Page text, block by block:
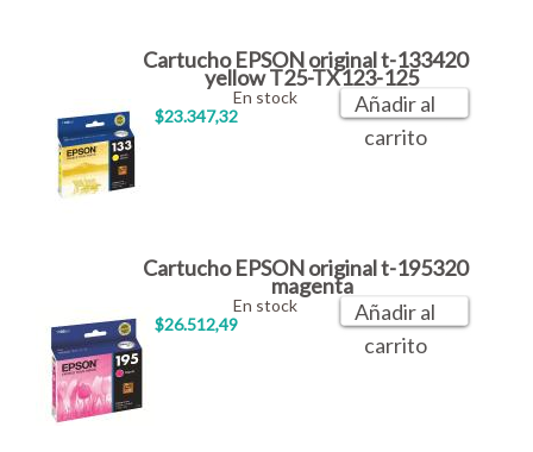
Cartucho EPSON original t-133420
yellow T25-TX123-125
$23.347,32
En stock
Añadir al
carrito
Cartucho EPSON original t-195320
magenta
$26.512,49
En stock
Añadir al
carrito